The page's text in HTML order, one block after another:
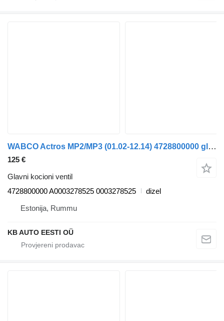
WABCO Actros MP2/MP3 (01.02-12.14) 4728800000 glavni kocioni ventil za Mercedes-Benz Actros, Axor MP1, MP2, MP3 (1996-2014) kamiona
125 €
Glavni kocioni ventil
4728800000 A0003278525 0003278525
dizel
Estonija, Rummu
KB AUTO EESTI OÜ